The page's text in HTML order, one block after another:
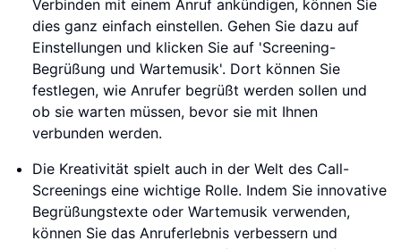
Verbinden mit einem Anruf ankündigen, können Sie
dies ganz einfach einstellen. Gehen Sie dazu auf
Einstellungen und klicken Sie auf 'Screening-
Begrüßung und Wartemusik'. Dort können Sie
festlegen, wie Anrufer begrüßt werden sollen und
ob sie warten müssen, bevor sie mit Ihnen
verbunden werden.
Die Kreativität spielt auch in der Welt des Call-
Screenings eine wichtige Rolle. Indem Sie innovative
Begrüßungstexte oder Wartemusik verwenden,
können Sie das Anruferlebnis verbessern und